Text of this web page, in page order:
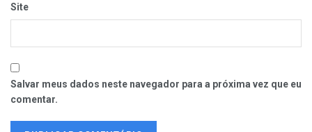
Site
Salvar meus dados neste navegador para a próxima vez que eu
comentar.